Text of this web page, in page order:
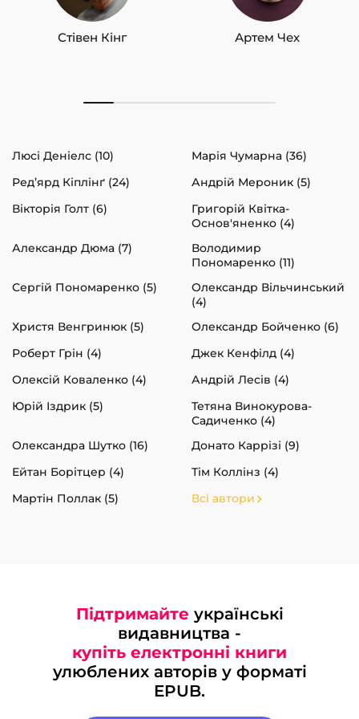
Стівен Кінг Артем Чех
Люсі Деніелс (10)
Марія Чумарна (36)
Ред’ярд Кіплінґ (24)
Андрій Мероник (5)
Вікторія Голт (6)
Григорій Квітка-
Основ'яненко (4)
Александр Дюма (7)
Володимир
Пономаренко (11)
Сергій Пономаренко (5)
Олександр Вільчинський
(4)
Христя Венгринюк (5)
Олександр Бойченко (6)
Роберт Грін (4)
Джек Кенфілд (4)
Олексій Коваленко (4)
Андрій Лесів (4)
Юрій Іздрик (5)
Тетяна Винокурова-
Садиченко (4)
Олександра Шутко (16)
Донато Каррізі (9)
Ейтан Борітцер (4)
Тім Коллінз (4)
Мартін Поллак (5)
Всі автори
Підтримайте українські
видавництва -
купіть електронні книги
улюблених авторів у форматі
EPUB.